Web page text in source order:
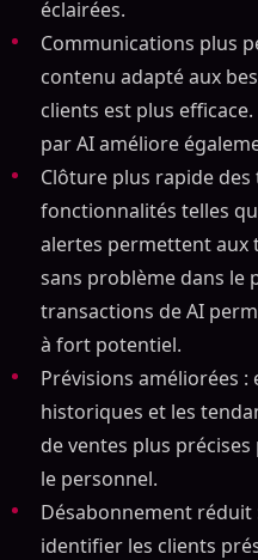
éclairées.
Communications plus
contenu adapté aux
clients est plus
par AI améliore
Clôture plus rapide
fonctionnalités telles
alertes permettent aux
sans problème dans le
transactions de AI
à fort potentiel.
Prévisions améliorées
historiques et les
de ventes plus
le personnel.
Désabonnement réduit
identifier les clients